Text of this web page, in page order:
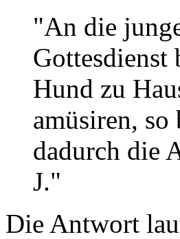
"An die
Gottesdienst
Hund zu
amüsiren, so
dadurch die
J."
Die Antwort